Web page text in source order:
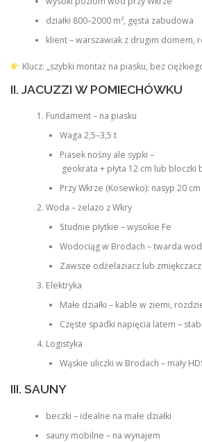
działki 800–2000 m², gęsta zabudowa
klient – warszawiak z drugim domem,
Klucz: „szybki montaż na piasku, bez
II. JACUZZI W POMIECHÓWKU
Fundament – na piasku
Waga 2,5–3,5 t
Piasek nośny ale sypki –
geokrata + płyta 12 cm lub
Przy Wkrze (Kosewko): nasyp 20
Woda – żelazo z Wkry
Studnie płytkie – wysokie Fe
Wodociąg w Brodach – twarda
Zawsze odżelaziacz lub zmiękczacz
Elektryka
Małe działki – kable w ziemi,
Częste spadki napięcia latem –
Logistyka
Wąskie uliczki w Brodach – mały
III. SAUNY
beczki – idealne na małe działki
sauny mobilne – na wynajem